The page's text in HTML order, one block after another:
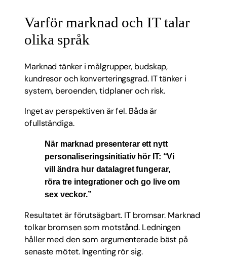
Varför marknad och IT talar
olika språk
Marknad tänker i målgrupper, budskap,
kundresor och konverteringsgrad. IT tänker i
system, beroenden, tidplaner och risk.
Inget av perspektiven är fel. Båda är
ofullständiga.
När marknad presenterar ett nytt
personaliseringsinitiativ hör IT: “Vi
vill ändra hur datalagret fungerar,
röra tre integrationer och go live om
sex veckor.”
Resultatet är förutsägbart. IT bromsar. Marknad
tolkar bromsen som motstånd. Ledningen
håller med den som argumenterade bäst på
senaste mötet. Ingenting rör sig.